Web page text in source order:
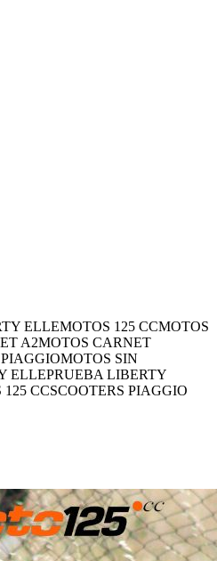
ELLEMOTOS 125 CCMOTOS
A2MOTOS CARNET
MOTOS SIN
ELLEPRUEBA LIBERTY
125 CCSCOOTERS PIAGGIO